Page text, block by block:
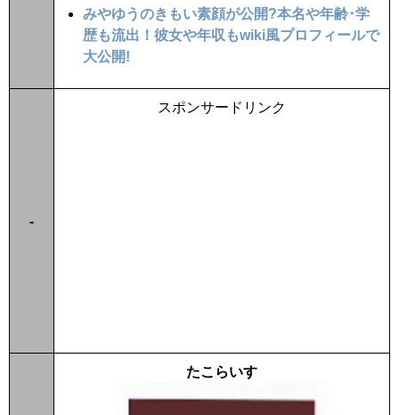
みやゆうのきもい素顔が公開?本名や年齢･学
歴も流出！彼女や年収もwiki風プロフィールで
大公開!
-
スポンサードリンク
たこらいす